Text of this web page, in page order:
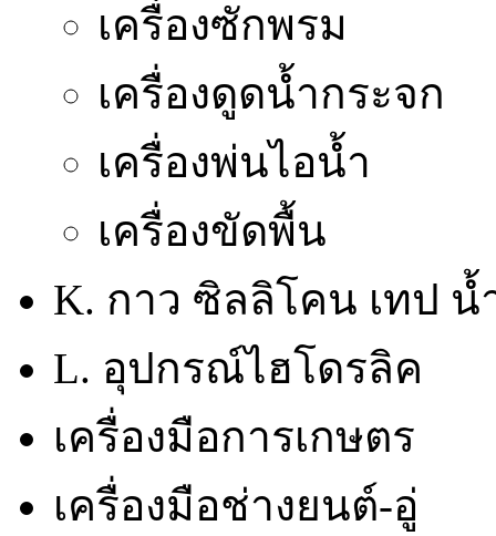
เครื่องซักพรม
เครื่องดูดน้ำกระจก
เครื่องพ่นไอน้ำ
เครื่องขัดพื้น
K. กาว ซิลลิโคน เทป น้
L. อุปกรณ์ไฮโดรลิค
เครื่องมือการเกษตร
เครื่องมือช่างยนต์-อู่